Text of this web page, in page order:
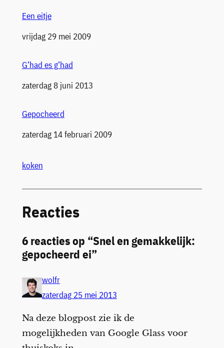
Een eitje
Datum
vrijdag 29 mei 2009
G’had es g’had
Datum
zaterdag 8 juni 2013
Gepocheerd
Datum
zaterdag 14 februari 2009
koken
Reacties
6 reacties op “Snel en gemakkelijk:
gepocheerd ei”
wolfr
zaterdag 25 mei 2013
Na deze blogpost zie ik de
mogelijkheden van Google Glass voor